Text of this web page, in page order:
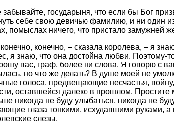
забывайте, государыня, что если бы Бог
себе свою девичью фамилию, и ни один
помыслах ничего, что пристало замужней
конечно, – сказала королева, – я
я знаю, что она достойна любви. Поэтому-
вас, граф, более ни слова. Я говорю с
но что же делать? В душе моей не
голоса, предвещающие несчастья,
оставшейся далеко в прошлом.
никогда не буду улыбаться, никогда не
глаза тонкими, исхудавшими руками, а
слезы.